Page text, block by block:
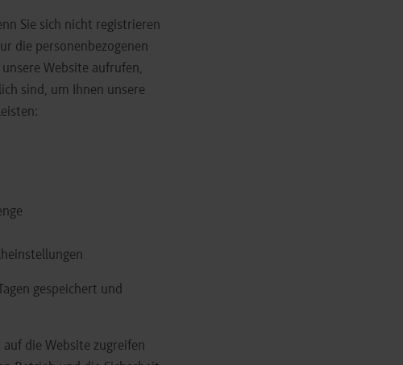
Sie sich nicht registrieren
die personenbezogenen
Website aufrufen,
sind, um Ihnen unsere
gespeichert und
die Website zugreifen